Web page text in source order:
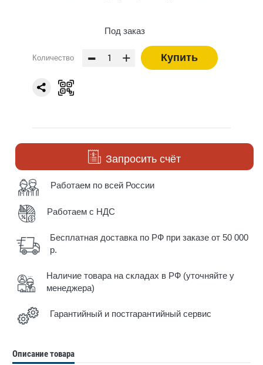
Под заказ
Количество - + Купить
Запросить счёт
Работаем по всей России
Работаем с НДС
Бесплатная доставка по РФ при заказе от 50 000
р.
Наличие товара на складах в РФ (уточняйте у
менеджера)
Гарантийный и постгарантийный сервис
Описание товара